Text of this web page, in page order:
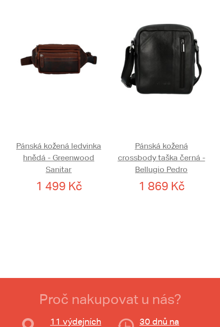
Pánská kožená ledvinka
hnědá - Greenwood
Sanitar
1 499 Kč
Pánská kožená
crossbody taška černá -
Bellugio Pedro
1 869 Kč
Proč nakupovat u nás?
11 výdejních
30 dnů na